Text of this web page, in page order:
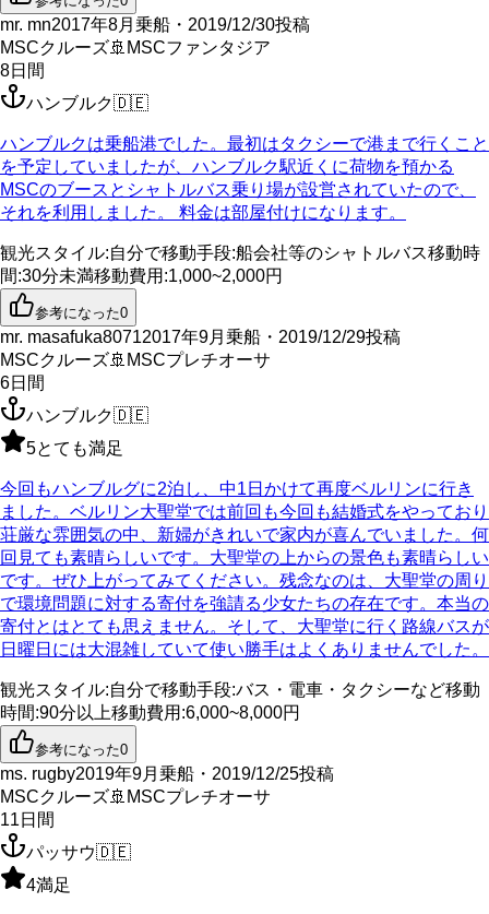
mr. mn2017年8月乗船・2019/12/30投稿
MSCクルーズ🚢 MSCファンタジア
8日間
ハンブルク🇩🇪
ハンブルクは乗船港でした。最初はタクシーで港まで行くこと
を予定していましたが、ハンブルク駅近くに荷物を預かる
MSCのブースとシャトルバス乗り場が設営されていたので、
それを利用しました。 料金は部屋付けになります。
観光スタイル:自分で移動手段:船会社等のシャトルバス移動時
間:30分未満移動費用 :1,000~2,000円
参考になった0
mr. masafuka80712017年9月乗船・2019/12/29投稿
MSCクルーズ🚢 MSCプレチオーサ
6日間
ハンブルク🇩🇪
5とても満足
今回もハンブルグに2泊し、中1日かけて再度ベルリンに行き
ました。ベルリン大聖堂では前回も今回も結婚式をやっており
荘厳な雰囲気の中、新婦がきれいで家内が喜んでいました。何
回見ても素晴らしいです。大聖堂の上からの景色も素晴らしい
です。ぜひ上がってみてください。残念なのは、大聖堂の周り
で環境問題に対する寄付を強請る少女たちの存在です。本当の
寄付とはとても思えません。そして、大聖堂に行く路線バスが
日曜日には大混雑していて使い勝手はよくありませんでした。
観光スタイル:自分で移動手段:バス・電車・タクシーなど移動
時間:90分以上移動費用 :6,000~8,000円
参考になった0
ms. rugby2019年9月乗船・2019/12/25投稿
MSCクルーズ🚢 MSCプレチオーサ
11 日間
パッサウ🇩🇪
4満足